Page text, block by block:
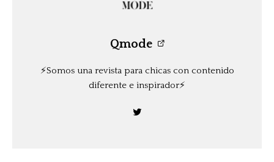
Qmode
⚡️Somos una revista para chicas con contenido
diferente e inspirador⚡️